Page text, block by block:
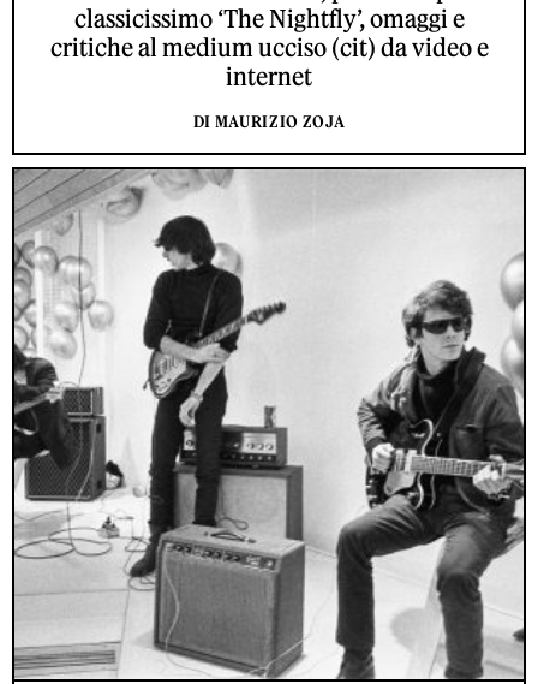
classicissimo ‘The Nightfly’, omaggi e
critiche al medium ucciso (cit) da video e
internet
DI MAURIZIO ZOJA